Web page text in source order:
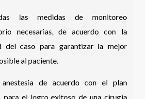
las medidas de monitoreo
necesarias, de acuerdo con la
del caso para garantizar la mejor
al paciente.
anestesia de acuerdo con el plan
para el logro exitoso de una cirugía